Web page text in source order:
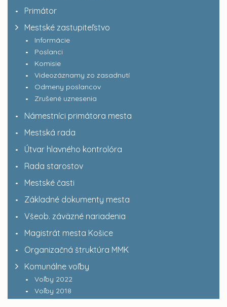
Primátor
Mestské zastupiteľstvo
Informácie
Poslanci
Komisie
Videozáznamy zo zasadnutí
Odmeny poslancov
Zrušené uznesenia
Námestníci primátora mesta
Mestská rada
Útvar hlavného kontrolóra
Rada starostov
Mestské časti
Základné dokumenty mesta
Všeob. záväzné nariadenia
Magistrát mesta Košice
Organizačná štruktúra MMK
Komunálne voľby
Voľby 2022
Voľby 2018